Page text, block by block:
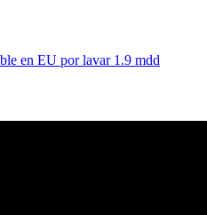
en EU por lavar 1.9 mdd